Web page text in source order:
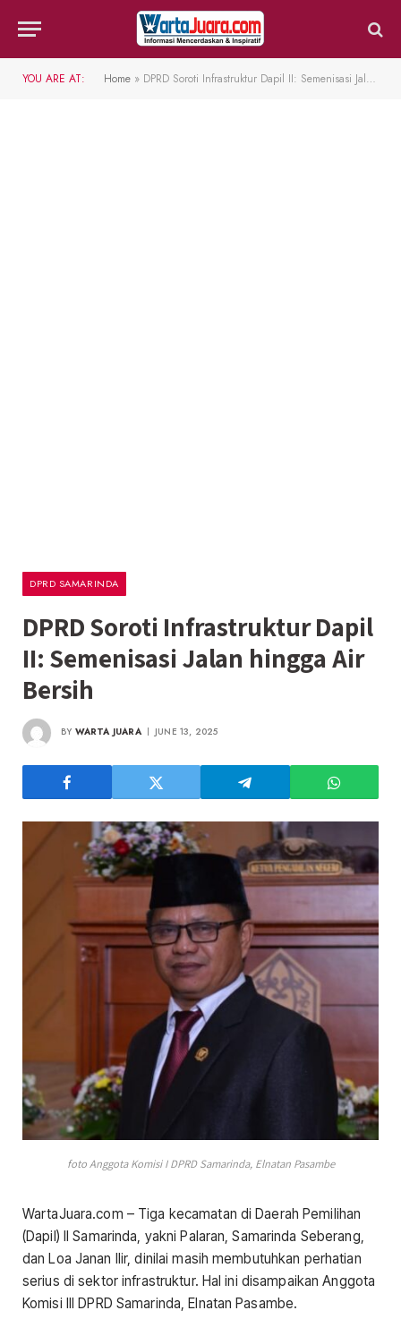
YOU ARE AT: Home » DPRD Soroti Infrastruktur Dapil II: Semenisasi Jalan hingga Air Bersih
DPRD SAMARINDA
DPRD Soroti Infrastruktur Dapil
II: Semenisasi Jalan hingga Air
Bersih
BY WARTA JUARA JUNE 13, 2025
foto Anggota Komisi I DPRD Samarinda, Elnatan Pasambe
WartaJuara.com – Tiga kecamatan di Daerah Pemilihan
(Dapil) II Samarinda, yakni Palaran, Samarinda Seberang,
dan Loa Janan Ilir, dinilai masih membutuhkan perhatian
serius di sektor infrastruktur. Hal ini disampaikan Anggota
Komisi III DPRD Samarinda, Elnatan Pasambe.